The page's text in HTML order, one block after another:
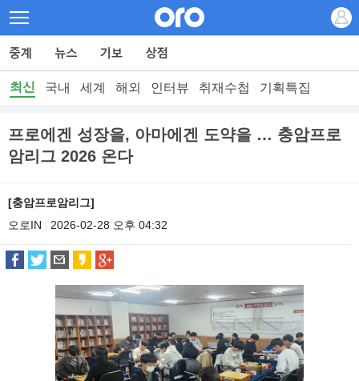
최신 국내 세계 해외 인터뷰 취재수첩 기획특집
프로에겐 성장을, 아마에겐 도약을 … 충암프로
암리그 2026 온다
[충암프로암리그]
오로IN
2026-02-28 오후 04:32